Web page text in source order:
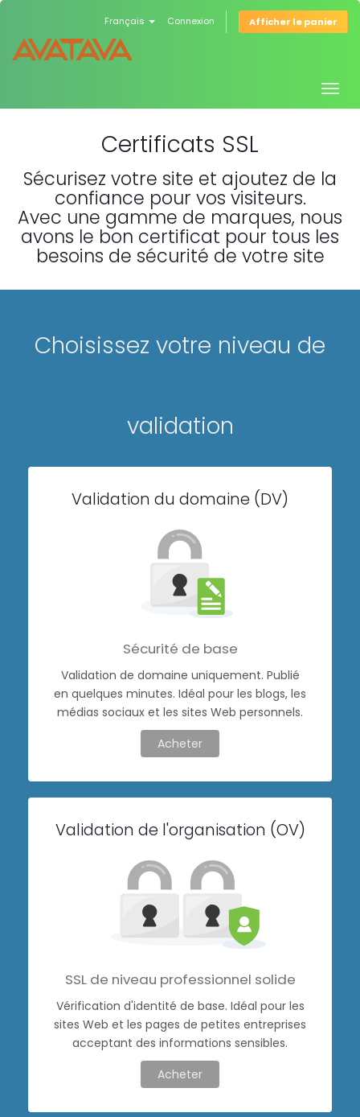
Français Connexion Afficher le panier
Certificats SSL
Sécurisez votre site et ajoutez de la
confiance pour vos visiteurs.
Avec une gamme de marques, nous
avons le bon certificat pour tous les
besoins de sécurité de votre site
Choisissez votre niveau de
validation
Validation du domaine (DV)
Sécurité de base
Validation de domaine uniquement. Publié
en quelques minutes. Idéal pour les blogs, les
médias sociaux et les sites Web personnels.
Acheter
Validation de l'organisation (OV)
SSL de niveau professionnel solide
Vérification d'identité de base. Idéal pour les
sites Web et les pages de petites entreprises
acceptant des informations sensibles.
Acheter